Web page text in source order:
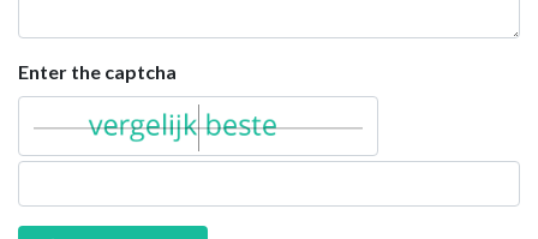
Enter the captcha